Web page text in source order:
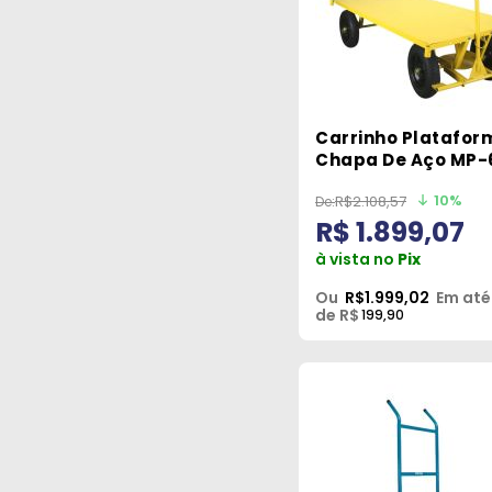
Carrinho
Chapa De Aço
R$2.108,57 10%
R$ 1.899,07
à vista no Pix
Ou R$1.999,02 Em até
de R$199,90